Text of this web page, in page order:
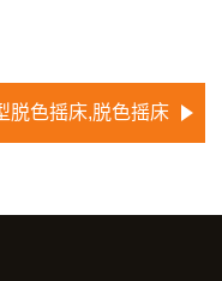
脱色摇床,脱色摇床